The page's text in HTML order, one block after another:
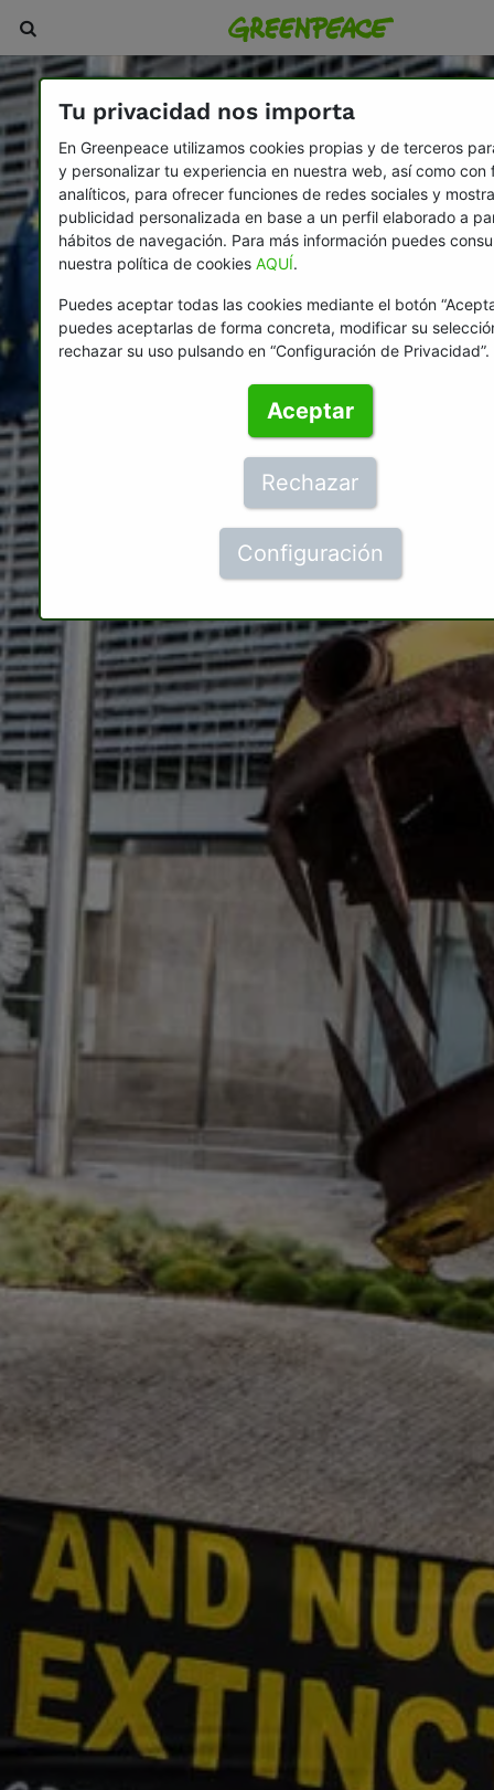
Tu privacidad nos importa
En Greenpeace utilizamos cookies propias y de terceros
y personalizar tu experiencia en nuestra web, así como con
analíticos, para ofrecer funciones de redes sociales y
publicidad personalizada en base a un perfil elaborado a
hábitos de navegación. Para más información puedes
nuestra política de cookiesAQUÍ.
Puedes aceptar todas las cookies mediante el botón
puedes aceptarlas de forma concreta, modificar su
rechazar su uso pulsando en “Configuración de Privacidad”.
Aceptar
Rechazar
Configuración